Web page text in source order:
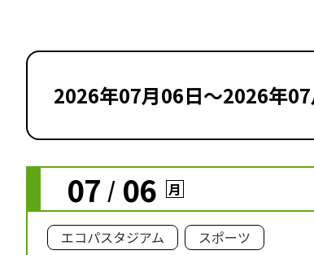
2026年07月06日～2026年
07 / 06 月
エコパスタジアム スポーツ